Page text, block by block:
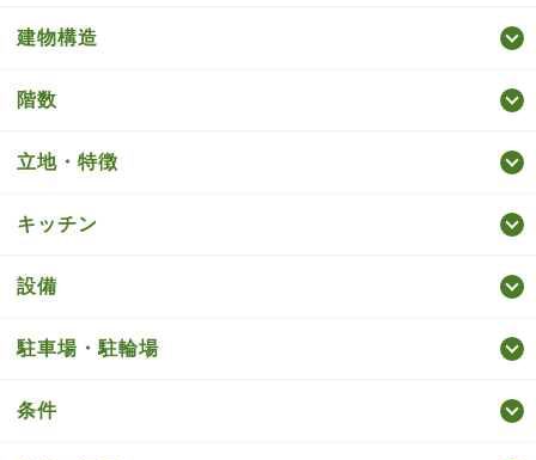
建物構造
階数
立地・特徴
キッチン
設備
駐車場・駐輪場
条件